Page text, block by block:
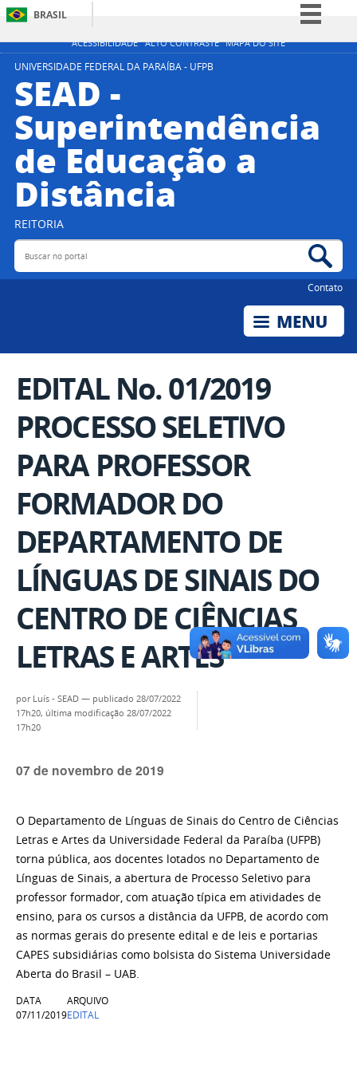
ACESSIBILIDADE ALTO CONTRASTE MAPA DO SITE
BRASIL
Simplifique!
Acesso à informação
Legislação
Canais
UNIVERSIDADE FEDERAL DA PARAÍBA - UFPB
SEAD -
Superintendência
de Educação a
Distância
REITORIA
Buscar no portal
Contato
EDITAL No. 01/2019
PROCESSO SELETIVO
PARA PROFESSOR
FORMADOR DO
DEPARTAMENTO DE
LÍNGUAS DE SINAIS DO
CENTRO DE CIÊNCIAS
LETRAS E ARTES
por Luís - SEAD — publicado 28/07/2022
17h20, última modificação 28/07/2022
17h20
07 de novembro de 2019
O Departamento de Línguas de Sinais do Centro de Ciências
Letras e Artes da Universidade Federal da Paraíba (UFPB)
torna pública, aos docentes lotados no Departamento de
Línguas de Sinais, a abertura de Processo Seletivo para
professor formador, com atuação típica em atividades de
ensino, para os cursos a distância da UFPB, de acordo com
as normas gerais do presente edital e de leis e portarias
CAPES subsidiárias como bolsista do Sistema Universidade
Aberta do Brasil – UAB.
DATA
ARQUIVO
07/11/2019EDITAL